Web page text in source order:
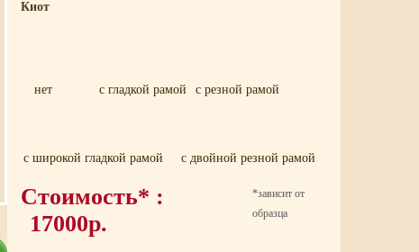
Киот
нет с гладкой рамой с резной рамой
с широкой гладкой рамой с двойной резной рамой
Стоимость* :
17000р.
*зависит от
образца